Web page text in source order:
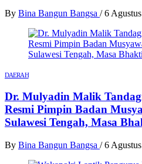
By Bina Bangun Bangsa / 6
DAERAH
Dr. Mulyadin Malik
Resmi Pimpin Badan
Sulawesi Tengah, Masa
By Bina Bangun Bangsa / 6